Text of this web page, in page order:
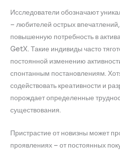
Исследователи обозначают
– любителей острых
повышенную потребность в
GetX. Такие индивиды часто
постоянной изменению
спонтанным постановлениям.
содействовать креативности и
порождает определенные
существования.
Пристрастие от новизны может
проявлениях – от постоянных